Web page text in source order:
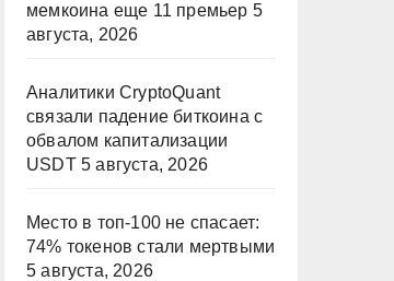
мемкоина еще 11 премьер 5
августа, 2026
Аналитики CryptoQuant
связали падение биткоина с
обвалом капитализации
USDT 5 августа, 2026
Место в топ-100 не спасает:
74% токенов стали мертвыми
5 августа, 2026